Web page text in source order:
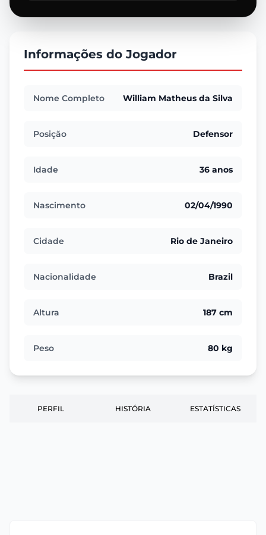
Informações do Jogador
Nome Completo William Matheus da Silva
Posição Defensor
Idade 36 anos
Nascimento 02/04/1990
Cidade Rio de Janeiro
Nacionalidade Brazil
Altura 187 cm
Peso 80 kg
PERFIL HISTÓRIA ESTATÍSTICAS